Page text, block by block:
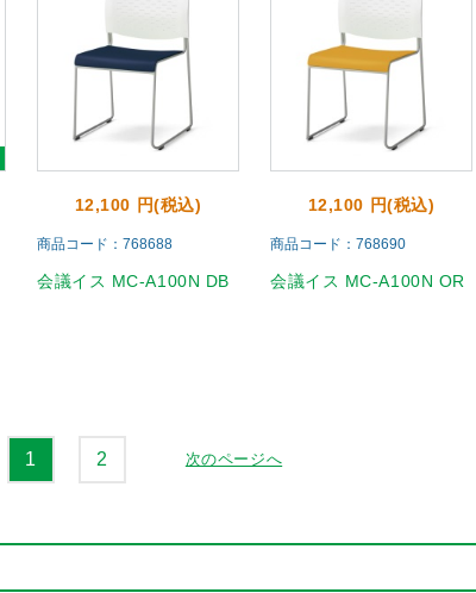
12,100 円(税込)
商品コード：768688
会議イス MC-A100N DB
12,100 円(税込)
商品コード：768690
会議イス MC-A100N OR
1 2 次のページへ